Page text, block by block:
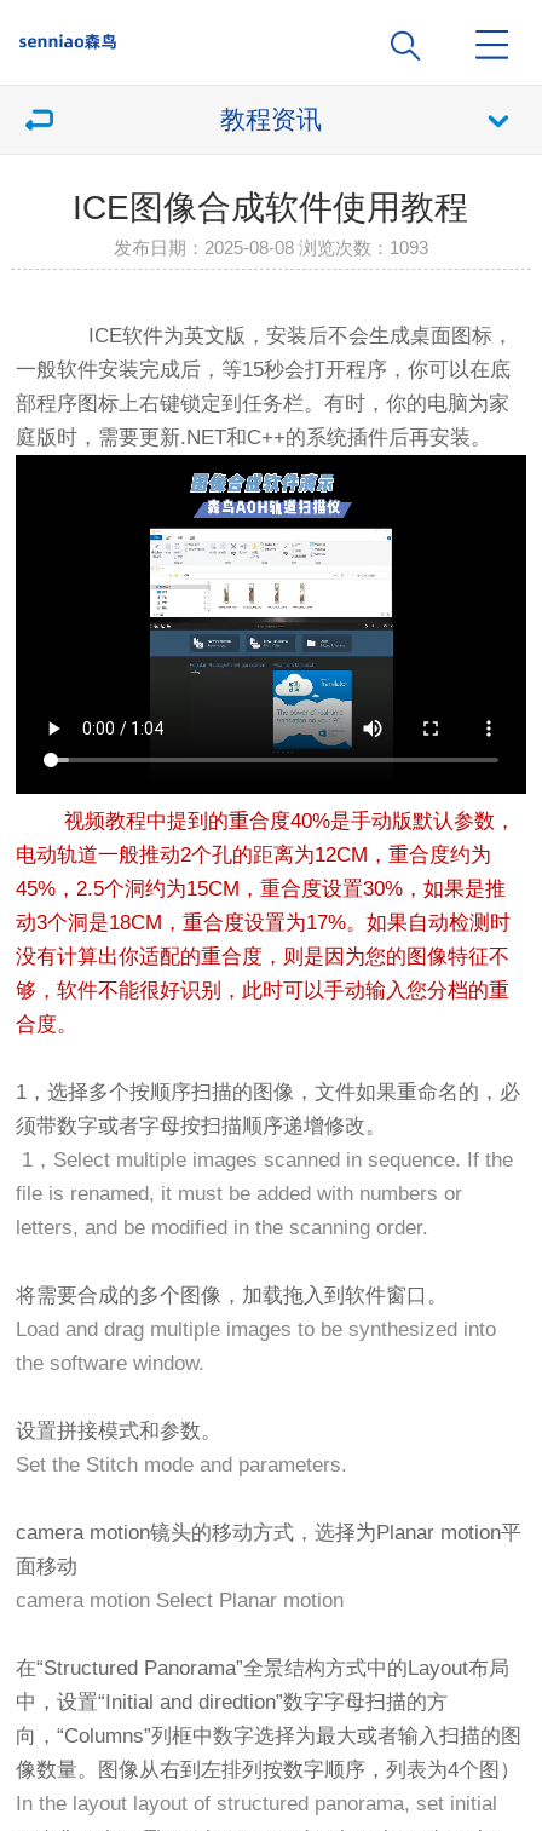
教程资讯
ICE图像合成软件使用教程
发布日期：2025-08-08 浏览次数： 1093
ICE软件为英文版，安装后不会生成桌面图标，
一般软件安装完成后，等15秒会打开程序，你可以在底
部程序图标上右键锁定到任务栏。有时，你的电脑为家
庭版时，需要更新.NET和C++的系统插件后再安装。
视频教程中提到的重合度40%是手动版默认参数，
电动轨道一般推动2个孔的距离为12CM，重合度约为
45%，2.5个洞约为15CM，重合度设置30%，如果是推
动3个洞是18CM，重合度设置为17%。如果自动检测时
没有计算出你适配的重合度，则是因为您的图像特征不
够，软件不能很好识别，此时可以手动输入您分档的重
合度。
1，选择多个按顺序扫描的图像，文件如果重命名的，必
须带数字或者字母按扫描顺序递增修改。
1，Select multiple images scanned in sequence. If the
file is renamed, it must be added with numbers or
letters, and be modified in the scanning order.
将需要合成的多个图像，加载拖入到软件窗口。
Load and drag multiple images to be synthesized into
the software window.
设置拼接模式和参数。
Set the Stitch mode and parameters.
camera motion镜头的移动方式，选择为Planar motion平
面移动
camera motion Select Planar motion
在“Structured Panorama”全景结构方式中的Layout布局
中，设置“Initial and diredtion”数字字母扫描的方
向，“Columns”列框中数字选择为最大或者输入扫描的图
像数量。图像从右到左排列按数字顺序，列表为4个图）
In the layout layout of structured panorama, set initial